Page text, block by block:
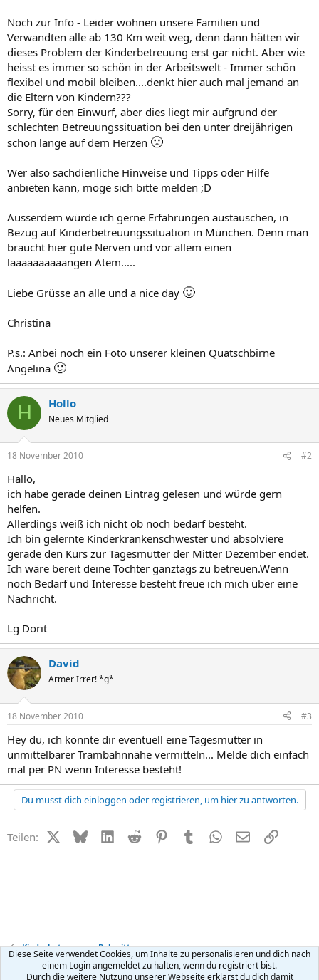
Noch zur Info - Leider wohnen unsere Familien und
Verwandten alle ab 130 Km weit weg, denn dann hätten wir
dieses Problem der Kinderbetreuung erst gar nicht. Aber wie
heisst es immer so schön in der Arbeitswelt - Immer schön
flexibel und mobil bleiben....denkt hier auch mal jemand an
die Eltern von Kindern???
Sorry, für den Einwurf, aber dies liegt mir aufgrund der
schlechten Betreuungssituation bei den unter dreijährigen
schon lange auf dem Herzen 🙁
Wer also sachdienliche Hinweise und Tipps oder Hilfe
anbieten kann, möge sich bitte melden ;D
Ausserdem würde ich gerne Erfahrungen austauschen, in
Bezug auf Kinderbetreuungssituation in München. Denn man
braucht hier gute Nerven und vor allem einen
laaaaaaaaaangen Atem.....
Liebe Grüsse an alle und a nice day 🙂
Christina
P.s.: Anbei noch ein Foto unserer kleinen Quatschbirne
Angelina 🙂
H Hollo
Neues Mitglied
18 November 2010 #2
Hallo,
ich habe gerade deinen Eintrag gelesen und würde gern
helfen.
Allerdings weiß ich nicht ob noch bedarf besteht.
Ich bin gelernte Kinderkrankenschwester und absolviere
gerade den Kurs zur Tagesmutter der Mitter Dezember endet.
Ich wäre bereit deine Tochter ganztags zu betreuen.Wenn
noch Bedarf und Interesse besteht freue ich mich über eine
Nachricht.
Lg Dorit
David
Armer Irrer! *g*
18 November 2010 #3
Hey du, ich könnte dir eventuell eine Tagesmutter in
unmittelbarer Trambahnnähe vermitteln... Melde dich einfach
mal per PN wenn Interesse besteht!
Du musst dich einloggen oder registrieren, um hier zu antworten.
Teilen: X (Twitter)
BlueskyLinkedIn
Reddit PinterestTumblr WhatsApp
E-MailLink
Kinderbetreuung + Babysitter
R
Diese Seite verwendet Cookies, um Inhalte zu personalisieren und dich nach
einem Login angemeldet zu halten, wenn du registriert bist.
Durch die weitere Nutzung unserer Webseite erklärst du dich damit